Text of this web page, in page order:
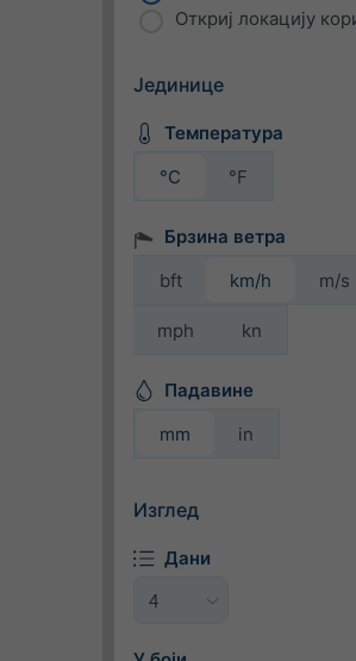
Откриј локацију
Јединице
Температура
°C
°F
Брзина ветра
bft
km/h m/s
mph kn
Падавине
mm
in
Изглед
Дани